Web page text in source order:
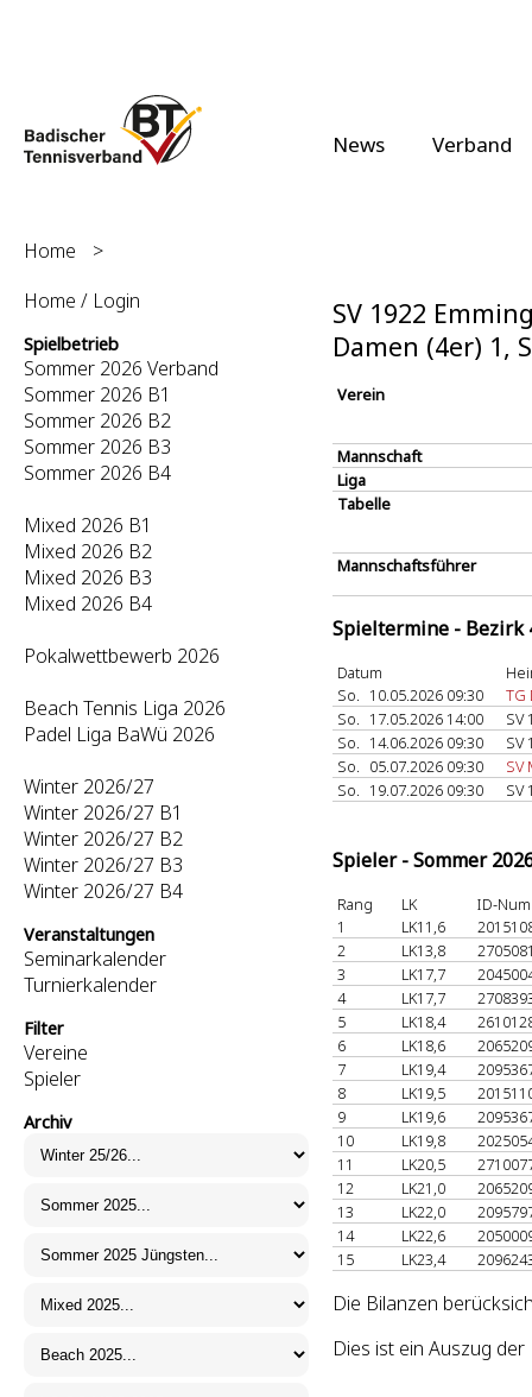
News Verband
Home
>
Home / Login
Spielbetrieb
Sommer 2026 Verband
Sommer 2026 B1
Sommer 2026 B2
Sommer 2026 B3
Sommer 2026 B4
Mixed 2026 B1
Mixed 2026 B2
Mixed 2026 B3
Mixed 2026 B4
Pokalwettbewerb 2026
Beach Tennis Liga 2026
Padel Liga BaWü 2026
Winter 2026/27
Winter 2026/27 B1
Winter 2026/27 B2
Winter 2026/27 B3
Winter 2026/27 B4
Veranstaltungen
Seminarkalender
Turnierkalender
Filter
Vereine
Spieler
Archiv
SV 1922
Damen (4er) 1,
Verein
Mannschaft
Liga
Tabelle
Mannschaftsführer
Spieltermine - Bezirk
Datum
So. 10.05.2026 09:30
TG
So. 17.05.2026 14:00
SV
So. 14.06.2026 09:30
SV
So. 05.07.2026 09:30
SV
So. 19.07.2026 09:30 SV
Spieler - Sommer
Rang LK
ID-
1
LK11,6
2
LK13,8
3
LK17,7
4
LK17,7
5
LK18,4
6
LK18,6
7
LK19,4
8
LK19,5
9
LK19,6
10
LK19,8
11
LK20,5
12
LK21,0
13
LK22,0
14
LK22,6
15
LK23,4
Die Bilanzen
Dies ist ein Auszug